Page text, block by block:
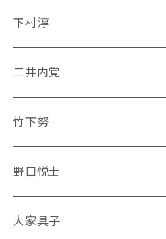
下村淳
二井内覚
竹下努
野口悦士
大家具子